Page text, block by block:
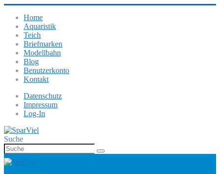
Home
Aquaristik
Teich
Briefmarken
Modellbahn
Blog
Benutzerkonto
Kontakt
Datenschutz
Impressum
Log-In
Suche